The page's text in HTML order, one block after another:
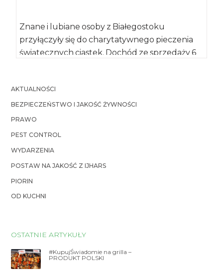
Znane i lubiane osoby z Białegostoku
przyłączyły się do charytatywnego pieczenia
świątecznych ciastek. Dochód ze sprzedaży 6
AKTUALNOŚCI
BEZPIECZEŃSTWO I JAKOŚĆ ŻYWNOŚCI
PRAWO
PEST CONTROL
WYDARZENIA
POSTAW NA JAKOŚĆ Z IJHARS
PIORIN
OD KUCHNI
OSTATNIE ARTYKUŁY
#KupujŚwiadomie na grilla –
PRODUKT POLSKI